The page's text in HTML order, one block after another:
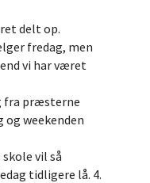
delt op.
fredag, men
vi har været
præsterne
weekenden
vil så
tidligere lå. 4.